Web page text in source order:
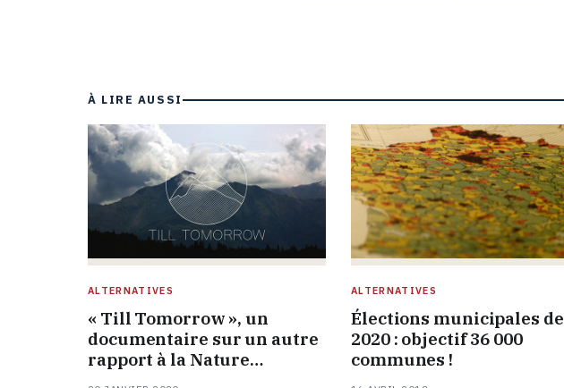
À LIRE AUSSI
ALTERNATIVES
« Till Tomorrow », un
documentaire sur un autre
rapport à la Nature…
ALTERNATIVES
Élections municipales de
2020 : objectif 36 000
communes !